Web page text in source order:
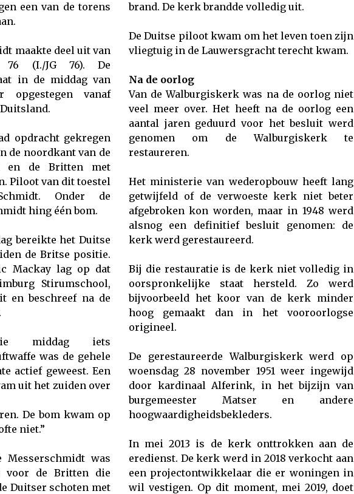
een van de torens
maakte deel uit van
76 (I./JG 76). De
in de middag van
opgestegen vanaf
opdracht gekregen
de noordkant van de
en de Britten met
Piloot van dit toestel
Onder de
hing één bom.
bereikte het Duitse
de Britse positie.
Mackay lag op dat
Stirumschool,
en beschreef na de
middag iets
was de gehele
actief geweest. Een
uit het zuiden over
De bom kwam op
niet.”
Messerschmidt was
voor de Britten die
Duitser schoten met
brand. De kerk brandde volledig uit.
De Duitse piloot kwam om het leven toen zijn
vliegtuig in de Lauwersgracht terecht kwam.
Na de oorlog
Van de Walburgiskerk was na de oorlog niet
veel meer over. Het heeft na de oorlog een
aantal jaren geduurd voor het besluit werd
genomen om de Walburgiskerk te
restaureren.
Het ministerie van wederopbouw heeft lang
getwijfeld of de verwoeste kerk niet beter
afgebroken kon worden, maar in 1948 werd
alsnog een definitief besluit genomen: de
kerk werd gerestaureerd.
Bij die restauratie is de kerk niet volledig in
oorspronkelijke staat hersteld. Zo werd
bijvoorbeeld het koor van de kerk minder
hoog gemaakt dan in het vooroorlogse
origineel.
De gerestaureerde Walburgiskerk werd op
woensdag 28 november 1951 weer ingewijd
door kardinaal Alferink, in het bijzijn van
burgemeester Matser en andere
hoogwaardigheidsbekleders.
In mei 2013 is de kerk onttrokken aan de
eredienst. De kerk werd in 2018 verkocht aan
een projectontwikkelaar die er woningen in
wil vestigen. Op dit moment, mei 2019, doet